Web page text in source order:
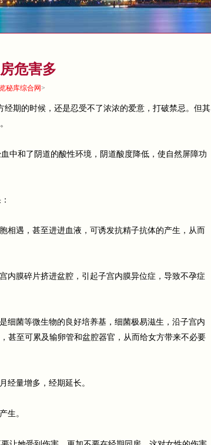
危害多
秘库综合网>
经期的时候，还是忍受不了浓浓的爱意，打破禁忌。但其
中和了阴道的酸性环境，阴道酸度降低，使自然屏障功
遇，甚至进进血液，可诱发抗精子抗体的产生，从而
膜碎片挤进盆腔，引起子宫内膜异位症，导致不孕症
菌等微生物的良好培养基，细菌极易滋生，沿子宫内
甚至可累及输卵管和盆腔器官，从而给女方带来不必要
量增多，经期延长。
生。